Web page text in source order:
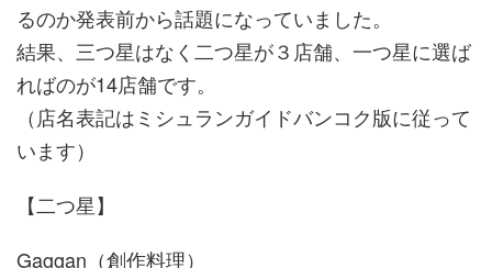
るのか発表前から話題になっていました。
結果、三つ星はなく二つ星が３店舗、一つ星に選ば
ればのが14店舗です。
（店名表記はミシュランガイドバンコク版に従って
います）
【二つ星】
Gaggan（創作料理）